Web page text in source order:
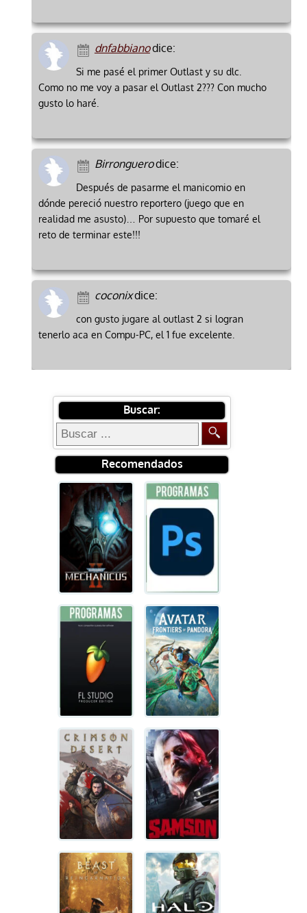
dnfabbianodice:
Si me pasé el primer Outlast y su dlc.
Como no me voy a pasar el Outlast 2??? Con mucho
gusto lo haré.
Birronguerodice:
Después de pasarme el manicomio en
dónde pereció nuestro reportero (juego que en
realidad me asusto)… Por supuesto que tomaré el
reto de terminar este!!!
coconixdice:
con gusto jugare al outlast 2 si logran
tenerlo aca en Compu-PC, el 1 fue excelente.
Buscar:
Recomendados